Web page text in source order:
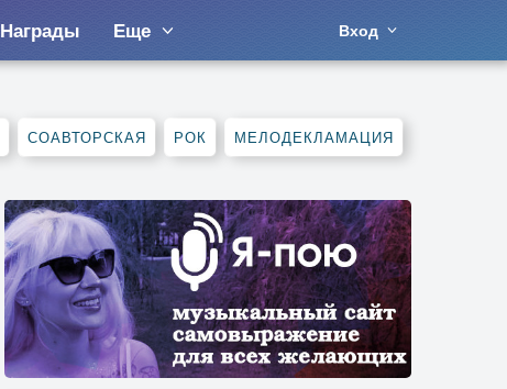
Награды Еще Вход
СОАВТОРСКАЯ РОК МЕЛОДЕКЛАМАЦИЯ